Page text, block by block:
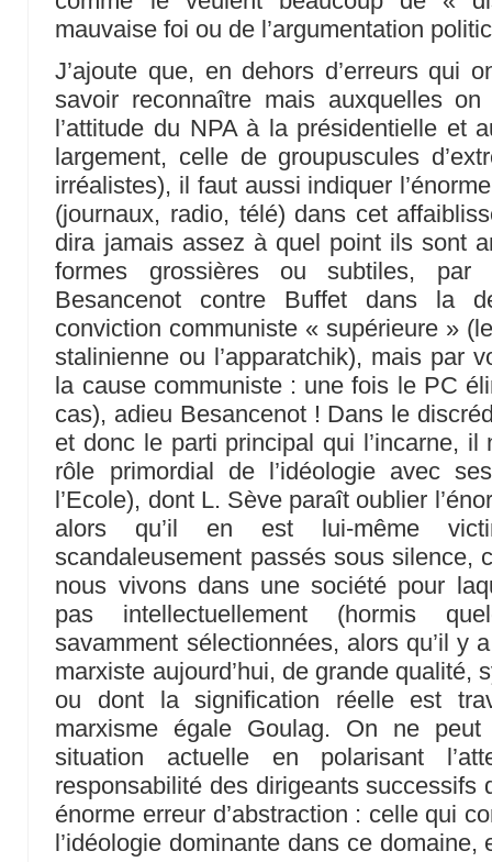
mauvaise foi ou de l’argumentation
J’ajoute que, en dehors d’erreurs qui
savoir reconnaître mais auxquelles
l’attitude du NPA à la présidentielle et
largement, celle de groupuscules
irréalistes), il faut aussi indiquer
(journaux, radio, télé) dans cet
dira jamais assez à quel point ils sont
formes grossières ou subtiles,
Besancenot contre Buffet dans la
conviction communiste « supérieure »
stalinienne ou l’apparatchik), mais par
la cause communiste : une fois le PC
cas), adieu Besancenot ! Dans le
et donc le parti principal qui l’incarne,
rôle primordial de l’idéologie avec
l’Ecole), dont L. Sève paraît oublier
alors qu’il en est lui-même
scandaleusement passés sous silence,
nous vivons dans une société pour
pas intellectuellement (hormis
savamment sélectionnées, alors qu’il y
marxiste aujourd’hui, de grande qualité,
ou dont la signification réelle est
marxisme égale Goulag. On ne
situation actuelle en polarisant
responsabilité des dirigeants successifs
énorme erreur d’abstraction : celle qui
l’idéologie dominante dans ce